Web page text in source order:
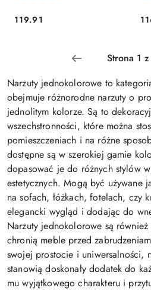
Cena:
119.91
Narzuty jednokolorowe to
obejmuje różnorodne narzuty o
jednolitym kolorze. Są to
wszechstronności, które można
pomieszczeniach i na różne
dostępne są w szerokiej gamie
dopasować je do różnych stylów
estetycznych. Mogą być używane
na sofach, łóżkach, fotelach, czy
elegancki wygląd i dodając do
Narzuty jednokolorowe są
chronią meble przed
swojej prostocie i uniwersalności,
stanowią doskonały dodatek do
mu wyjątkowego charakteru i